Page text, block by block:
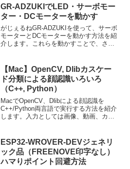
を紹介します。
GR-ADZUKIでLED・サーボモー
ター・DCモーターを動かす
がじぇるねGR-ADZUKIを使って、サーボ
モーターとDCモーターを動かす方法を紹
介します。これらを動かすことで、さま
【Mac】OpenCV, Dlibカスケー
ド分類による顔認識いろいろ
（C++, Python）
MacでOpenCV、Dlibによる顔認識を
C++/Python両言語で実行する方法を紹介
します。入力としては画像、動画、カメ
ESP32-WROVER-DEVジェネリ
ック品（FREENOVE印字なし）
ハマりポイント回避方法